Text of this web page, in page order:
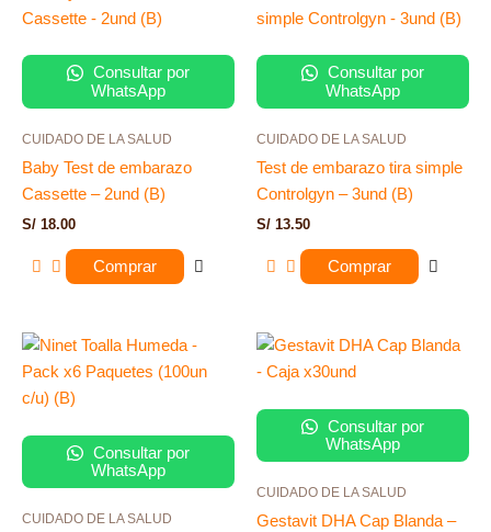
Consultar por
WhatsApp
CUIDADO DE LA SALUD
Baby Test de embarazo
Cassette – 2und (B)
S/ 18.00
Comprar
Consultar por
WhatsApp
CUIDADO DE LA SALUD
Test de embarazo tira simple
Controlgyn – 3und (B)
S/ 13.50
Comprar
Consultar por
WhatsApp
CUIDADO DE LA SALUD
Consultar por
WhatsApp
CUIDADO DE LA SALUD
Gestavit DHA Cap Blanda –